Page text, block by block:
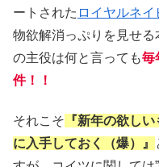
ートされた ロイヤルネ
物欲解消っぷりを見せ
の主役は何と言っても毎
件！！
それこそ 『新年の欲し
に入手しておく（爆）』